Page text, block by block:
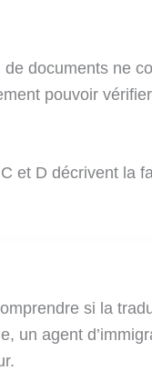
documents ne
pouvoir
et D décrivent la
si la
un agent